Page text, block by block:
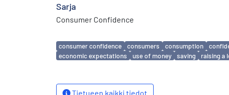
Sarja
Consumer Confidence
Avainsanat
consumer confidence consumers consumption
economic expectations
use of money saving raising a
Tietueen kaikki tiedot